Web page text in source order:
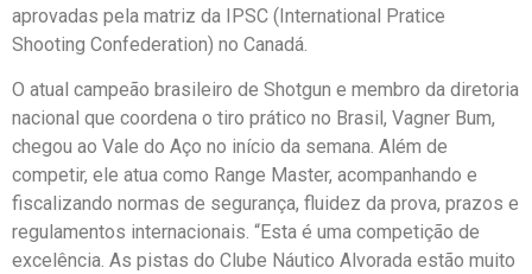
aprovadas pela matriz da IPSC (International Pratice
Shooting Confederation) no Canadá.
O atual campeão brasileiro de Shotgun e membro da diretoria
nacional que coordena o tiro prático no Brasil, Vagner Bum,
chegou ao Vale do Aço no início da semana. Além de
competir, ele atua como Range Master, acompanhando e
fiscalizando normas de segurança, fluidez da prova, prazos e
regulamentos internacionais. “Esta é uma competição de
excelência. As pistas do Clube Náutico Alvorada estão muito